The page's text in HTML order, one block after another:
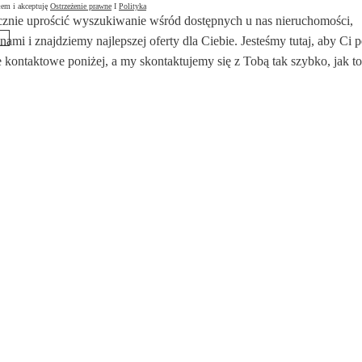
i akceptuję Ostrzeżenie prawne I Polityka
uprościć wyszukiwanie wśród dostępnych u nas nieruchomości,
i znajdziemy najlepszej oferty dla Ciebie. Jesteśmy tutaj, aby Ci
kontaktowe poniżej, a my skontaktujemy się z Tobą tak szybko, jak to